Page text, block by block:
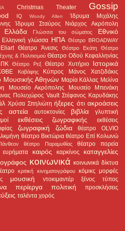
Christmas Theater Gossip
IQ Woody Allen
Ίδρυμα Μιχάλης
Ίδρυμα Σταύρος Νιάρχος Ακρόπολη
Ελλάδα Γλώσσα του σώματος
Εθνικό
Ελληνική γλώσσα ΗΠΑ Θέατρο BROADWAY
Θέατρο Άνεσις Θέατρο Εκάτη
Θέατρο
& Πολιτισμού Θέατρο Οδού Κεφαλληνίας
Θέατρο Ρεξ Θέατρο Χυτήριο Ιστορικά
Καβάφης Κύπρος Μάνος Χατζιδάκις
Μουσικής Αθηνών Μαρία Κάλλας Μελίνα
Μουσείο Ακρόπολης
Μουσείο Μπενάκη
Πολυχώρος Vault Στέφανος Καρυδάκης
Χρύσα Σπηλιώτη ήξερες ότι ακροάσεις
αστεία αυτοκτονίες βιβλία
γλυπτική
εκθέσεις ζωγραφικής
εκθέσεις
ζωγραφική ζώδια
θέατρο OLVIO
θέατρο Βικτώρια θέατρο Επί Κολωνώ
θέατρο Παραμυθίας
θέατρο πορεία
ευρήματα
καιρός καρκίνος
καταγγελίες
κοινωνικά κοινωνικά δίκτυα
κριτική κινηματογράφου κόμικς μορφές
μουσική ντοκιμαντέρ ξένος τύπος
περίεργα πολιτική προσκλήσεις
ταλέντα χορός